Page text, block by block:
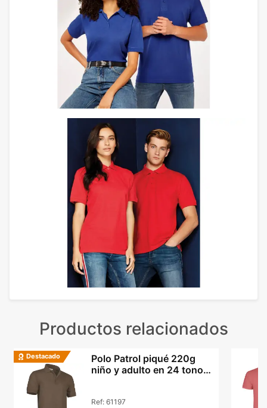
Productos relacionados
Destacado
Polo Patrol piqué 220g
niño y adulto en 24 tonos
Ref: 61197